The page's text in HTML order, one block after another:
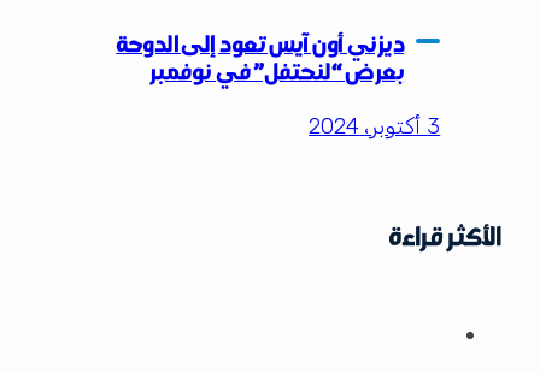
ديزني أون آيس تعود إلى الدوحة
بعرض “لنحتفل” في نوفمبر
3 أكتوبر، 2024
الأكثر قراءة